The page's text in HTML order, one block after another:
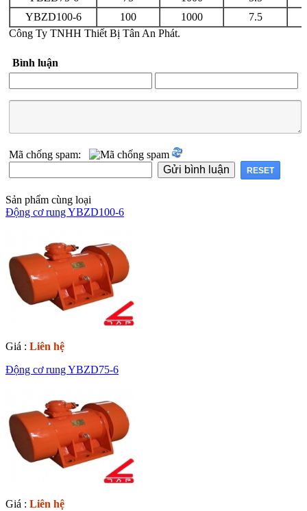
YBZD100-6
100 1000
7.5
Công Ty TNHH Thiết Bị Tân An Phát.
Bình luận
Mã chống spam:
Sản phẩm cùng loại
Động cơ rung YBZD100-6
Giá : Liên hệ
Động cơ rung YBZD75-6
Giá : Liên hệ